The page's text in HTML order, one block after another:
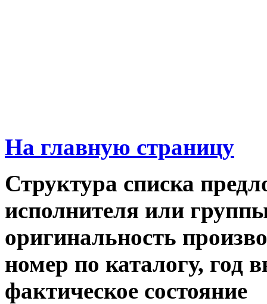
На главную страницу
Структура списка
исполнителя или
оригинальность
номер по каталогу, год
фактическое состояние